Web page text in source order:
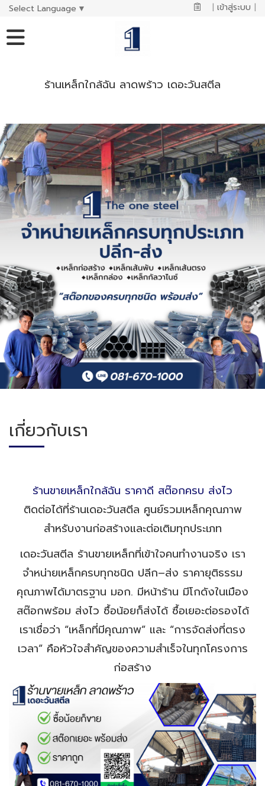
Select Language ▼ | เข้าสู่ระบบ |
ร้านเหล็กใกล้ฉัน ลาดพร้าว เดอะวันสตีล
เกี่ยวกับเรา
ร้านขายเหล็กใกล้ฉัน ราคาดี สต๊อกครบ ส่งไว
ติดต่อได้ที่ร้านเดอะวันสตีล ศูนย์รวมเหล็กคุณภาพ
สำหรับงานก่อสร้างและต่อเติมทุกประเภท
เดอะวันสตีล ร้านขายเหล็กที่เข้าใจคนทำงานจริง เรา
จำหน่ายเหล็กครบทุกชนิด ปลีก–ส่ง ราคายุติธรรม
คุณภาพได้มาตรฐาน มอก. มีหน้าร้าน มีโกดังในเมือง
สต๊อกพร้อม ส่งไว ซื้อน้อยก็ส่งได้ ซื้อเยอะต่อรองได้
เราเชื่อว่า “เหล็กที่มีคุณภาพ” และ “การจัดส่งที่ตรง
เวลา” คือหัวใจสำคัญของความสำเร็จในทุกโครงการ
ก่อสร้าง